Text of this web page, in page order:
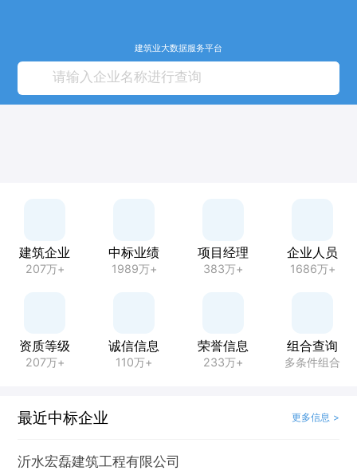
建筑业大数据服务平台
建筑企业
207万+
中标业绩
1989万+
项目经理
383万+
企业人员
1686万+
资质等级
207万+
诚信信息
110万+
荣誉信息
233万+
组合查询
多条件组合
最近中标企业 更多信息 >
沂水宏磊建筑工程有限公司